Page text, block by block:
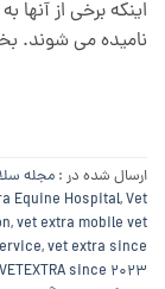
اینکه برخی از آنها
نامیده می شوند.
ارسال شده در : مجله
Equine Hospital,Vet
,vet extra mobile vet
,vet extra since
VETEXTRA since 2023